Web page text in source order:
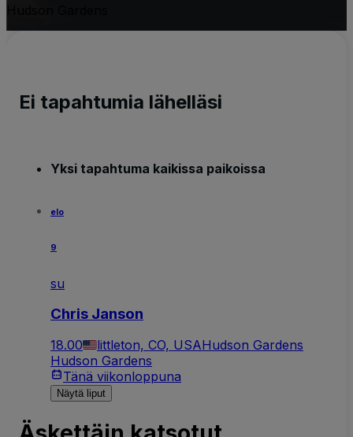
Ei tapahtumia lähelläsi
Yksi tapahtuma kaikissa paikoissa
elo
9
su
Chris Janson
18.00 littleton, CO, USAHudson Gardens
Hudson Gardens
Tänä viikonloppuna
Näytä liput